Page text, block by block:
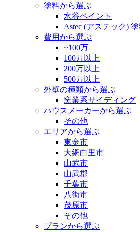
塗料から選ぶ
水谷ペイント
Astec (アステック)
費用から選ぶ
~100万
100万以上
200万以上
500万以上
外壁の種類から選ぶ
窯業系サイディング
ハウスメーカーから選ぶ
その他
エリアから選ぶ
東金市
大網白里市
山武市
山武郡
千葉市
八街市
茂原市
その他
プランから選ぶ